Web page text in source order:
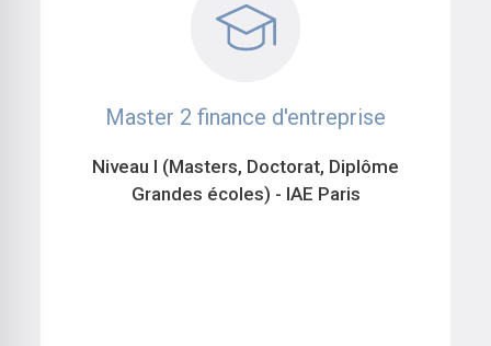
Master 2 finance d'entreprise
Niveau I (Masters, Doctorat, Diplôme
Grandes écoles) - IAE Paris